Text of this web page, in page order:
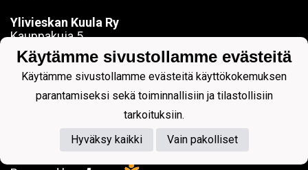
Ylivieskan Kuula Ry
Kauppakuja 5
84100 YLIVIESKA
sanna.jokela@ylivieskankuula.fi
0442354684
Y-tunnus: 0190563-7
Käytämme sivustollamme evästeitä
Käytämme sivustollamme evästeitä käyttökokemuksen
parantamiseksi sekä toiminnallisiin ja tilastollisiin
tarkoituksiin.
Hyväksy kaikki
Vain pakolliset